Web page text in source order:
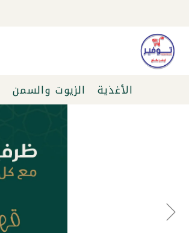
الأغذية الزيوت والسمن